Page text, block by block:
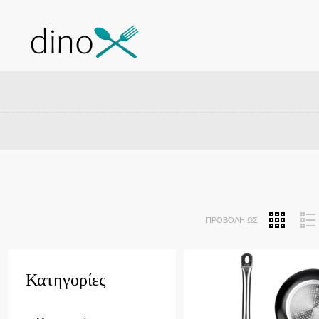
ΠΡΟΒΟΛΉ ΩΣ
Quick View
Κατηγορίες